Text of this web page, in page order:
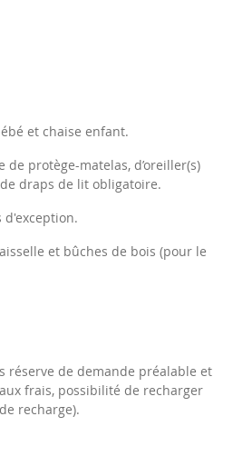
et chaise enfant.
protège-matelas, d’oreiller(s)
draps de lit obligatoire.
d'exception.
et bûches de bois (pour le
réserve de demande préalable et
frais, possibilité de recharger
recharge).